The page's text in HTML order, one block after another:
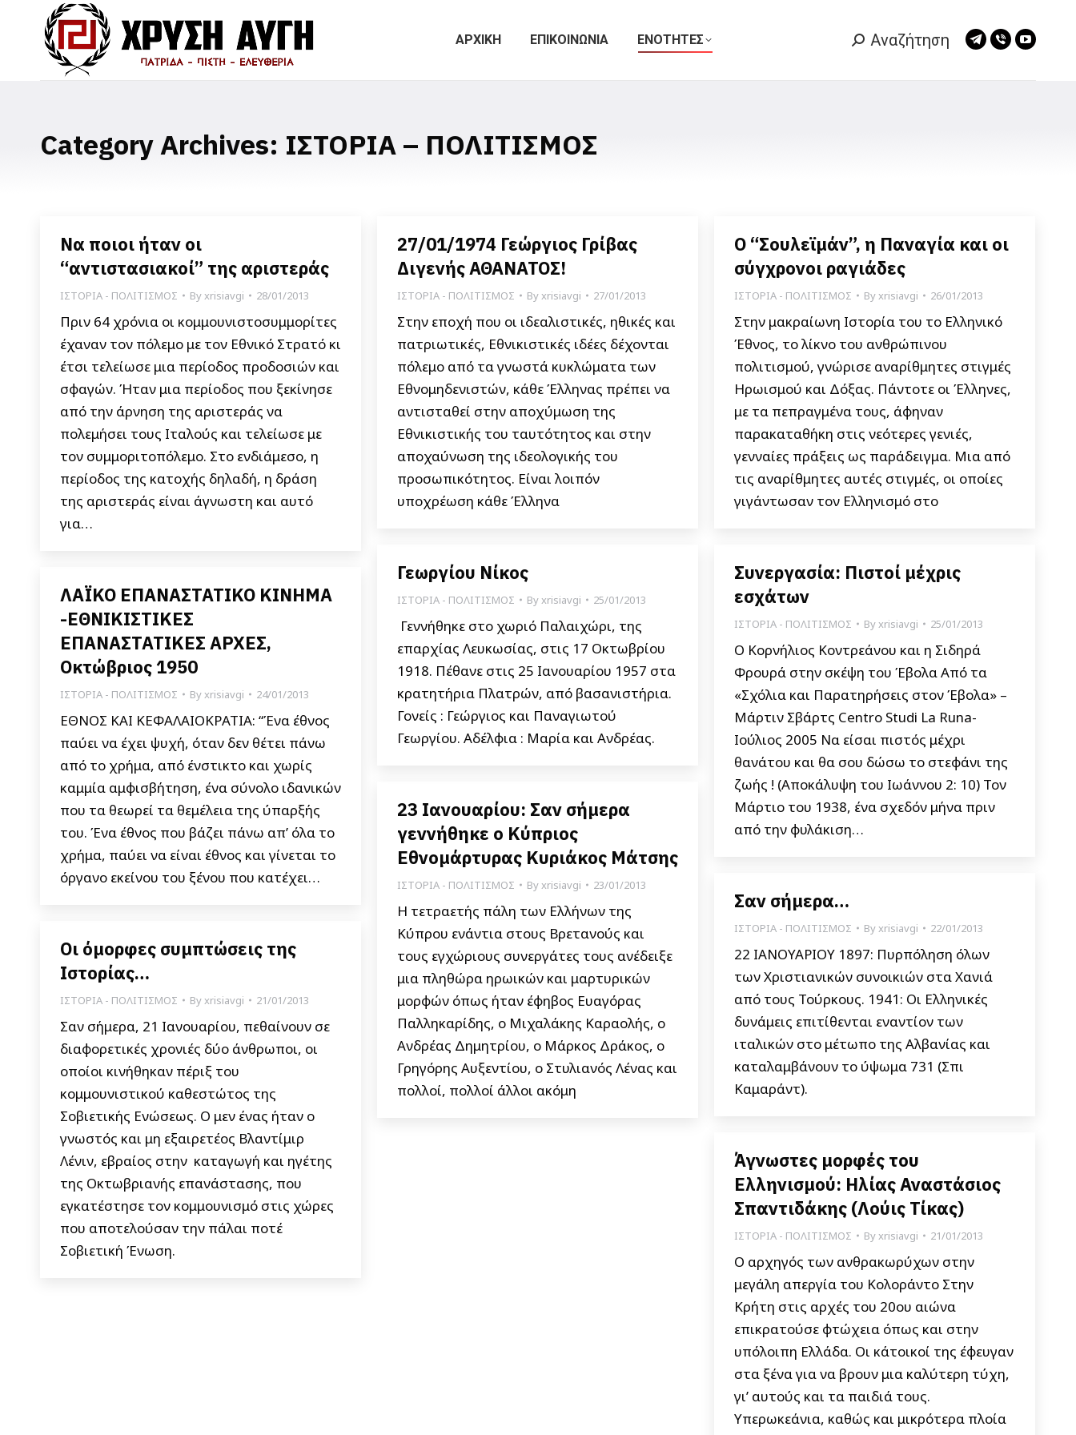
ΑΡΧΙΚΗ ΕΠΙΚΟΙΝΩΝΙΑ ΕΝΟΤΗΤΕΣ Search:
Αναζήτηση
Telegram
Viber
Category Archives: ΙΣΤΟΡΙΑ – ΠΟΛΙΤΙΣΜΟΣ
Να ποιοι ήταν οι
“αντιστασιακοί” της αριστεράς
ΙΣΤΟΡΙΑ - ΠΟΛΙΤΙΣΜΟΣ Byxrisiavgi 28/01/2013
Πριν 64 χρόνια οι κομμουνιστοσυμμορίτες
έχαναν τον πόλεμο με τον Εθνικό Στρατό κι
έτσι τελείωσε μια περίοδος προδοσιών και
σφαγών. Ήταν μια περίοδος που ξεκίνησε
από την άρνηση της αριστεράς να
πολεμήσει τους Ιταλούς και τελείωσε με
τον συμμοριτοπόλεμο. Στο ενδιάμεσο, η
περίοδος της κατοχής δηλαδή, η δράση
της αριστεράς είναι άγνωστη και αυτό
για…
27/01/1974 Γεώργιος Γρίβας
Διγενής ΑΘΑΝΑΤΟΣ!
ΙΣΤΟΡΙΑ - ΠΟΛΙΤΙΣΜΟΣ Byxrisiavgi 27/01/2013
Στην εποχή που οι ιδεαλιστικές, ηθικές και
πατριωτικές, Εθνικιστικές ιδέες δέχονται
πόλεμο από τα γνωστά κυκλώματα των
Εθνομηδενιστών, κάθε Έλληνας πρέπει να
αντισταθεί στην αποχύμωση της
Εθνικιστικής του ταυτότητος και στην
αποχαύνωση της ιδεολογικής του
προσωπικότητος. Είναι λοιπόν
υποχρέωση κάθε Έλληνα
Ο “Σουλεϊμάν”, η Παναγία και οι
σύγχρονοι ραγιάδες
ΙΣΤΟΡΙΑ - ΠΟΛΙΤΙΣΜΟΣ Byxrisiavgi 26/01/2013
Στην μακραίωνη Ιστορία του το Ελληνικό
Έθνος, το λίκνο του ανθρώπινου
πολιτισμού, γνώρισε αναρίθμητες στιγμές
Ηρωισμού και Δόξας. Πάντοτε οι Έλληνες,
με τα πεπραγμένα τους, άφηναν
παρακαταθήκη στις νεότερες γενιές,
γενναίες πράξεις ως παράδειγμα. Μια από
τις αναρίθμητες αυτές στιγμές, οι οποίες
γιγάντωσαν τον Ελληνισμό στο
Γεωργίου Νίκος
ΙΣΤΟΡΙΑ - ΠΟΛΙΤΙΣΜΟΣ Byxrisiavgi 25/01/2013
Γεννήθηκε στο χωριό Παλαιχώρι, της
επαρχίας Λευκωσίας, στις 17 Οκτωβρίου
1918. Πέθανε στις 25 Ιανουαρίου 1957 στα
κρατητήρια Πλατρών, από βασανιστήρια.
Γονείς : Γεώργιος και Παναγιωτού
Γεωργίου. Αδέλφια : Μαρία και Ανδρέας.
Συνεργασία: Πιστοί μέχρις
εσχάτων
ΙΣΤΟΡΙΑ - ΠΟΛΙΤΙΣΜΟΣ Byxrisiavgi 25/01/2013
Ο Κορνήλιος Κοντρεάνου και η Σιδηρά
Φρουρά στην σκέψη του Έβολα Από τα
«Σχόλια και Παρατηρήσεις στον Έβολα» –
Μάρτιν Σβάρτς Centro Studi La Runa-
Ιούλιος 2005 Να είσαι πιστός μέχρι
θανάτου και θα σου δώσω το στεφάνι της
ζωής ! (Αποκάλυψη του Ιωάννου 2: 10) Τον
Μάρτιο του 1938, ένα σχεδόν μήνα πριν
από την φυλάκιση…
ΛΑΪΚΟ ΕΠΑΝΑΣΤΑΤΙΚΟ ΚΙΝΗΜΑ
-ΕΘΝΙΚΙΣΤΙΚΕΣ
ΕΠΑΝΑΣΤΑΤΙΚΕΣ ΑΡΧΕΣ,
Οκτώβριος 1950
ΙΣΤΟΡΙΑ - ΠΟΛΙΤΙΣΜΟΣ Byxrisiavgi 24/01/2013
ΕΘΝΟΣ ΚΑΙ ΚΕΦΑΛΑΙΟΚΡΑΤΙΑ: “Ένα έθνος
παύει να έχει ψυχή, όταν δεν θέτει πάνω
από το χρήμα, από ένστικτο και χωρίς
καμμία αμφισβήτηση, ένα σύνολο ιδανικών
που τα θεωρεί τα θεμέλεια της ύπαρξής
του. Ένα έθνος που βάζει πάνω απ’ όλα το
χρήμα, παύει να είναι έθνος και γίνεται το
όργανο εκείνου του ξένου που κατέχει…
23 Ιανουαρίου: Σαν σήμερα
γεννήθηκε ο Κύπριος
Εθνομάρτυρας Κυριάκος Μάτσης
ΙΣΤΟΡΙΑ - ΠΟΛΙΤΙΣΜΟΣ Byxrisiavgi 23/01/2013
Η τετραετής πάλη των Ελλήνων της
Κύπρου ενάντια στους Βρετανούς και
τους εγχώριους συνεργάτες τους ανέδειξε
μια πληθώρα ηρωικών και μαρτυρικών
μορφών όπως ήταν έφηβος Ευαγόρας
Παλληκαρίδης, ο Μιχαλάκης Καραολής, ο
Ανδρέας Δημητρίου, ο Μάρκος Δράκος, ο
Γρηγόρης Αυξεντίου, ο Στυλιανός Λένας και
πολλοί, πολλοί άλλοι ακόμη
Σαν σήμερα…
ΙΣΤΟΡΙΑ - ΠΟΛΙΤΙΣΜΟΣ Byxrisiavgi 22/01/2013
22 ΙΑΝΟΥΑΡΙΟΥ 1897: Πυρπόληση όλων
των Χριστιανικών συνοικιών στα Χανιά
από τους Τούρκους. 1941: Οι Ελληνικές
δυνάμεις επιτίθενται εναντίον των
ιταλικών στο μέτωπο της Αλβανίας και
καταλαμβάνουν το ύψωμα 731 (Σπι
Καμαράντ).
Οι όμορφες συμπτώσεις της
Ιστορίας…
ΙΣΤΟΡΙΑ - ΠΟΛΙΤΙΣΜΟΣ Byxrisiavgi 21/01/2013
Σαν σήμερα, 21 Ιανουαρίου, πεθαίνουν σε
διαφορετικές χρονιές δύο άνθρωποι, οι
οποίοι κινήθηκαν πέριξ του
κομμουνιστικού καθεστώτος της
Σοβιετικής Ενώσεως. Ο μεν ένας ήταν ο
γνωστός και μη εξαιρετέος Βλαντίμιρ
Λένιν, εβραίος στην καταγωγή και ηγέτης
της Οκτωβριανής επανάστασης, που
εγκατέστησε τον κομμουνισμό στις χώρες
που αποτελούσαν την πάλαι ποτέ
Σοβιετική Ένωση.
Άγνωστες μορφές του
Ελληνισμού: Ηλίας Αναστάσιος
Σπαντιδάκης (Λούις Τίκας)
ΙΣΤΟΡΙΑ - ΠΟΛΙΤΙΣΜΟΣ Byxrisiavgi 21/01/2013
Ο αρχηγός των ανθρακωρύχων στην
μεγάλη απεργία του Κολοράντο Στην
Κρήτη στις αρχές του 20ου αιώνα
επικρατούσε φτώχεια όπως και στην
υπόλοιπη Ελλάδα. Οι κάτοικοί της έφευγαν
στα ξένα για να βρουν μια καλύτερη τύχη,
γι’ αυτούς και τα παιδιά τους.
Υπερωκεάνια, καθώς και μικρότερα πλοία